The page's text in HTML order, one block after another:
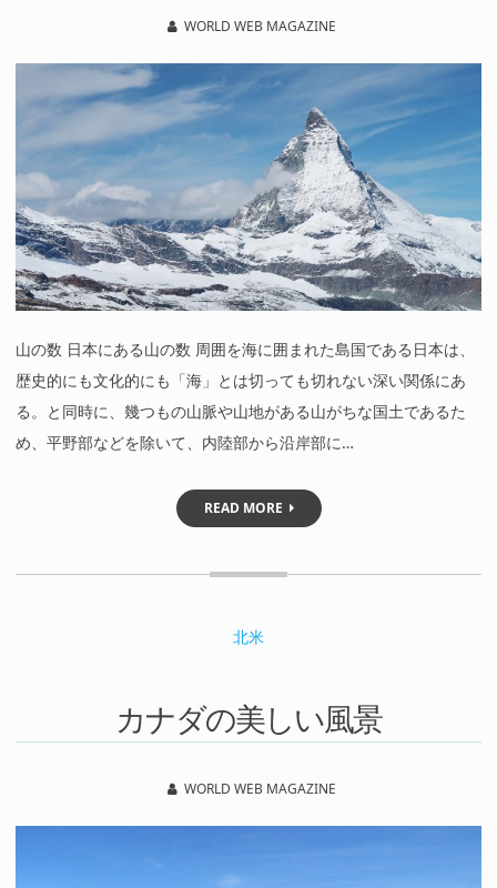
WORLD WEB MAGAZINE
山の数 日本にある山の数 周囲を海に囲まれた島国である日本は、
歴史的にも文化的にも「海」とは切っても切れない深い関係にあ
る。と同時に、幾つもの山脈や山地がある山がちな国土であるた
め、平野部などを除いて、内陸部から沿岸部に…
READ MORE
北米
カナダの美しい風景
WORLD WEB MAGAZINE